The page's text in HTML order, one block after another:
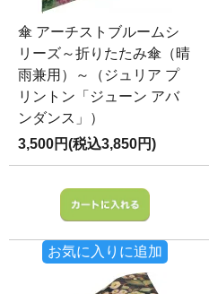
傘 アーチストブルームシ
リーズ～折りたたみ傘（晴
雨兼用）～（ジュリア プ
リントン「ジューン アバ
ンダンス」）
3,500円(税込3,850円)
お気に入りに追加